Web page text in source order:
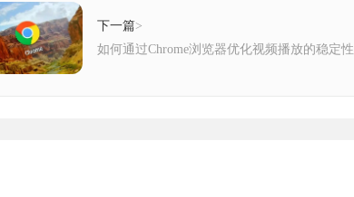
下一篇>
如何通过Chrome浏览器优化视频播放的稳定性